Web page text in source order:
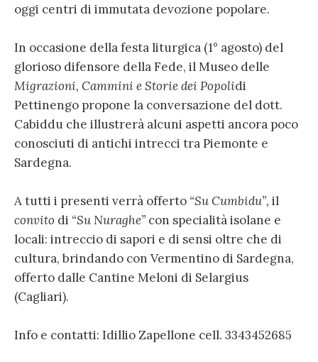
oggi centri di immutata devozione popolare.
In occasione della festa liturgica (1° agosto) del
glorioso difensore della Fede, il Museo delle
Migrazioni, Cammini e Storie dei Popolidi
Pettinengo propone la conversazione del dott.
Cabiddu che illustrerà alcuni aspetti ancora poco
conosciuti di antichi intrecci tra Piemonte e
Sardegna.
A tutti i presenti verrà offerto “Su Cumbidu”, il
convito di “Su Nuraghe” con specialità isolane e
locali: intreccio di sapori e di sensi oltre che di
cultura, brindando con Vermentino di Sardegna,
offerto dalle Cantine Meloni di Selargius
(Cagliari).
Info e contatti: Idillio Zapellone cell. 3343452685